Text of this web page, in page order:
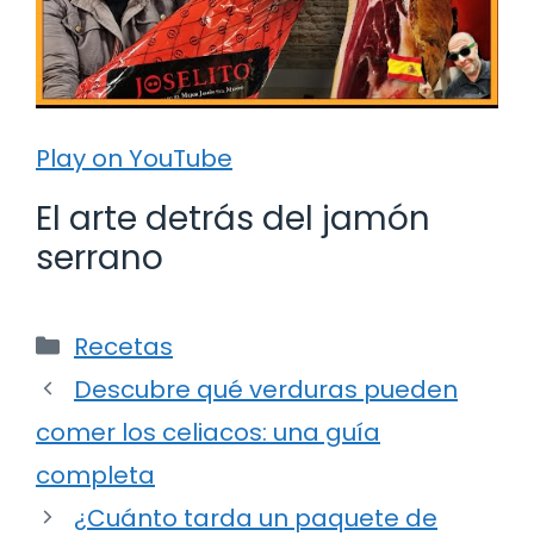
Play on YouTube
El arte detrás del jamón
serrano
Categorías
Recetas
Descubre qué verduras pueden
comer los celiacos: una guía
completa
¿Cuánto tarda un paquete de